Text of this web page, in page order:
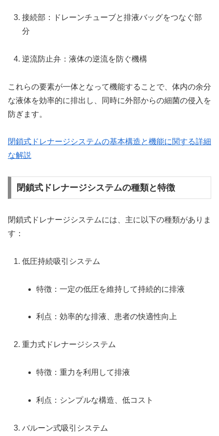
接続部：ドレーンチューブと排液バッグをつなぐ部
分
逆流防止弁：液体の逆流を防ぐ機構
これらの要素が一体となって機能することで、体内の余分
な液体を効率的に排出し、同時に外部からの細菌の侵入を
防ぎます。
閉鎖式ドレナージシステムの基本構造と機能に関する詳細
な解説
閉鎖式ドレナージシステムの種類と特徴
閉鎖式ドレナージシステムには、主に以下の種類がありま
す：
低圧持続吸引システム
特徴：一定の低圧を維持して持続的に排液
利点：効率的な排液、患者の快適性向上
重力式ドレナージシステム
特徴：重力を利用して排液
利点：シンプルな構造、低コスト
バルーン式吸引システム